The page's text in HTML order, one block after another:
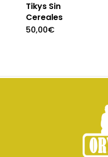
Tikys Sin
Cereales
50,00€